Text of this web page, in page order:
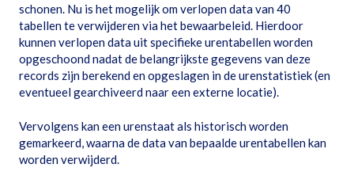
schonen. Nu is het mogelijk om verlopen data van 40
tabellen te verwijderen via het bewaarbeleid. Hierdoor
kunnen verlopen data uit specifieke urentabellen worden
opgeschoond nadat de belangrijkste gegevens van deze
records zijn berekend en opgeslagen in de urenstatistiek (en
eventueel gearchiveerd naar een externe locatie).
Vervolgens kan een urenstaat als historisch worden
gemarkeerd, waarna de data van bepaalde urentabellen kan
worden verwijderd.